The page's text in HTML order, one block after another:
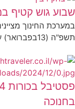
שבוע גוש קטיף
במערכת החינוך
תשפ"ה (13בפברואר) עד כ"ג שבט תשפ"ה...
בחנוכה